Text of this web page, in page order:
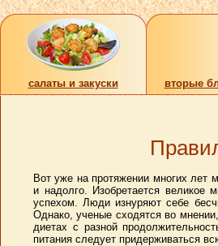
cалаты и закуски вторые
Вот уже на протяжении многих
и надолго. Изобретается великое
успехом. Люди изнуряют себе
Однако, ученые сходятся во
диетах с разной
питания следует придерживаться